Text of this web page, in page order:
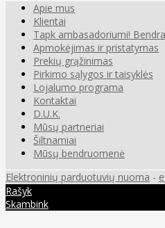
Apie mus
Klientai
Tapk ambasadoriumi!
Apmokėjimas ir pristatymas
Prekių grąžinimas
Pirkimo sąlygos ir taisyklės
Lojalumo programa
Kontaktai
D.U.K.
Mūsų partneriai
Šiltnamiai
Mūsų bendruomenė
Elektroninių parduotuvių nuoma -
Rašyk
Skambink